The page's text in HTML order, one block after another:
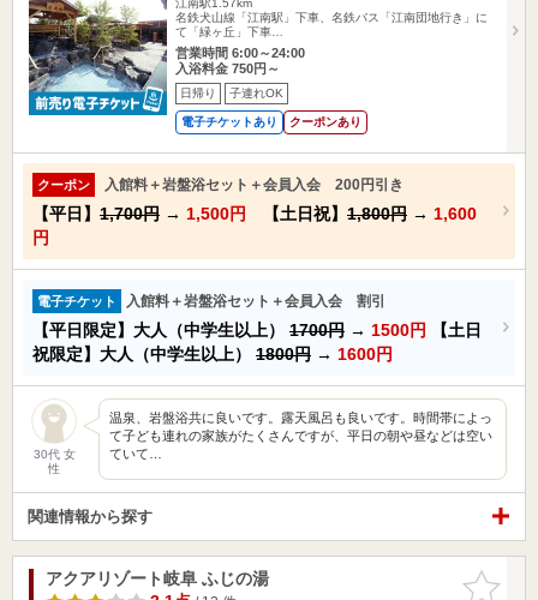
江南駅1.57km
名鉄犬山線「江南駅」下車、名鉄バス「江南団地行き」に
て「緑ヶ丘」下車…
営業時間 6:00～24:00
入浴料金 750円～
日帰り 子連れOK
電子チケットあり クーポンあり
クーポン 入館料＋岩盤浴セット＋会員入会 200円引き
【平日】 1,700円 → 1,500円 【土日祝】 1,800円 → 1,600
円
電子チケット 入館料＋岩盤浴セット＋会員入会 割引
【平日限定】大人（中学生以上） 1700円 → 1500円
【土日
祝限定】大人（中学生以上） 1800円 → 1600円
30代 女
性
温泉、岩盤浴共に良いです。露天風呂も良いです。時間帯によっ
て子ども連れの家族がたくさんですが、平日の朝や昼などは空い
ていて…
関連情報から探す
お気に入
アクアリゾート岐阜 ふじの湯